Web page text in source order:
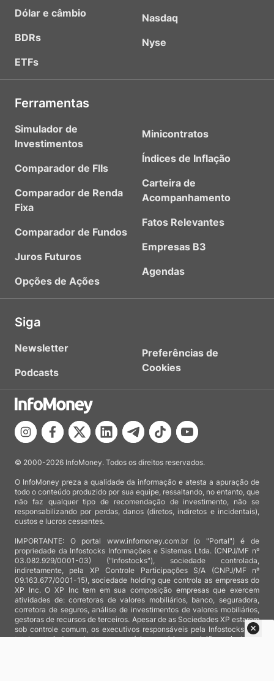
Dólar e câmbio
BDRs
ETFs
Nasdaq
Nyse
Ferramentas
Simulador de
Investimentos
Comparador de FIIs
Comparador de Renda
Fixa
Comparador de Fundos
Juros Futuros
Opções de Ações
Minicontratos
Índices de Inflação
Carteira de
Acompanhamento
Fatos Relevantes
Empresas B3
Agendas
Siga
Newsletter
Podcasts
Preferências de
Cookies
© 2000-2026 InfoMoney. Todos os direitos reservados.
O InfoMoney preza a qualidade da informação e atesta a apuração de
todo o conteúdo produzido por sua equipe, ressaltando, no entanto, que
não faz qualquer tipo de recomendação de investimento, não se
responsabilizando por perdas, danos (diretos, indiretos e incidentais),
custos e lucros cessantes.
IMPORTANTE: O portal www.infomoney.com.br (o "Portal") é de
propriedade da Infostocks Informações e Sistemas Ltda. (CNPJ/MF nº
03.082.929/0001-03) ("Infostocks"), sociedade controlada,
indiretamente, pela XP Controle Participações S/A (CNPJ/MF nº
09.163.677/0001-15), sociedade holding que controla as empresas do
XP Inc. O XP Inc tem em sua composição empresas que exercem
atividades de: corretoras de valores mobiliários, banco, seguradora,
corretora de seguros, análise de investimentos de valores mobiliários,
gestoras de recursos de terceiros. Apesar de as Sociedades XP estarem
sob controle comum, os executivos responsáveis pela Infostocks são
totalmente independentes e as notícias, matérias e opiniões veiculadas